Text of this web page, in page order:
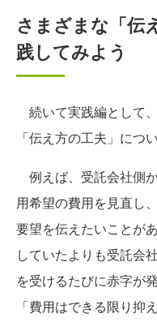
さまざまな「伝
践してみよう
続いて実践編として
「伝え方の工夫」につ
例えば、受託会社側
用希望の費用を見直し
要望を伝えたいことが
していたよりも受託会
を受けるたびに赤字が
「費用はできる限り抑